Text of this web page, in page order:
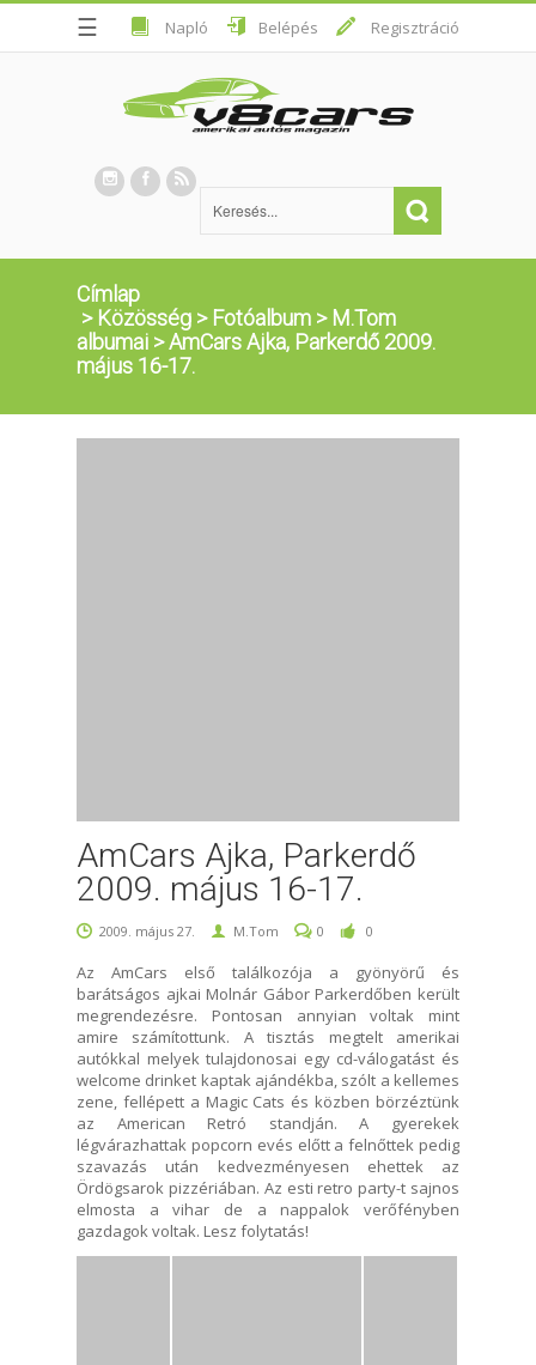
☰ Napló Belépés Regisztráció
Címlap
> Közösség > Fotóalbum > M.Tom
albumai >AmCars Ajka, Parkerdő 2009.
május 16-17.
AmCars Ajka, Parkerdő
2009. május 16-17.
2009. május 27. M.Tom 0 0
Az AmCars első találkozója a gyönyörű és
barátságos ajkai Molnár Gábor Parkerdőben került
megrendezésre. Pontosan annyian voltak mint
amire számítottunk. A tisztás megtelt amerikai
autókkal melyek tulajdonosai egy cd-válogatást és
welcome drinket kaptak ajándékba, szólt a kellemes
zene, fellépett a Magic Cats és közben börzéztünk
az American Retró standján. A gyerekek
légvárazhattak popcorn evés előtt a felnőttek pedig
szavazás után kedvezményesen ehettek az
Ördögsarok pizzériában. Az esti retro party-t sajnos
elmosta a vihar de a nappalok verőfényben
gazdagok voltak. Lesz folytatás!